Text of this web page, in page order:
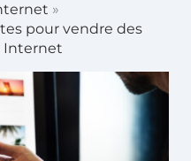
pour vendre des
Internet